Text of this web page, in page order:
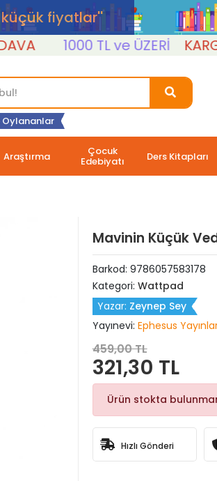
, küçük fiyatlar''
1000 TL ve ÜZERİ KARGO
Oylananlar
Araştırma Çocuk
Edebiyatı Ders Kitapları
Mavinin Küçük
Barkod: 9786057583178
Kategori: Wattpad
Yazar: Zeynep Sey
Yayınevi: Ephesus
459,00 TL
321,30 TL
Ürün stokta
Hızlı Gönderi